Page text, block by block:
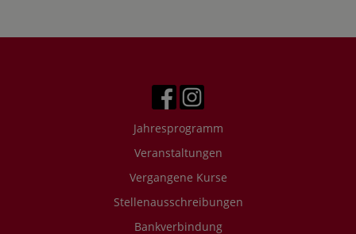
Jahresprogramm
Veranstaltungen
Vergangene Kurse
Stellenausschreibungen
Bankverbindung